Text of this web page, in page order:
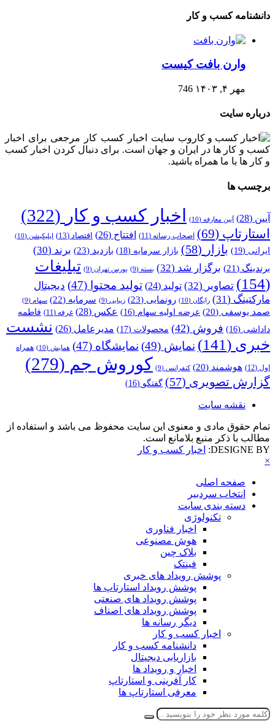
دانشنامه کسب و کار
وارن بافت کیست
مهر ۴, ۱۴۰۳ 746
درباره سایت
وب سایت اخبار کسب کار مرجعی برای اخبار
کسب و کار ها در ایران و جهان است. برای دنبال کردن اخبار کسب
و کار ها با ما همراه باشید.
برچسب ها
آیین (28) آیین معارفه (10) اخبار کسب و کار (322)
استارتاپ (69) اصحاب رسانه (11) افتتاح (26) اقتصاد (13) اپلیکیشن (10)
ایرانی (19) بازار (58) بازار سرمایه (18) بازدید (23) برند (30)
برندینگ (21) برگزار شد (32) بسته (9) بورس تهران (9)
تبلیغات
(154)
تصاویر (32) تولید (24) تولید محتوا (47)
دیجیتال
مارکتینگ (31) رایگان (10) رونمایی (23) زیبایی (9) سرمایه (22) سهام (9)
صمد یوسفی (20) عرضه اولیه سهام (16) عکس (28) غرفه (11)
فاطمه
داداشی (16) فروش (42) محصولات (17) مدیرعامل (26)
نشست
خبری (141) نمایش (49) نمایشگاه (47) همایش (10) همراه
اول (12) هوشمند (20) کنفرانس (9) کوروش جم (279)
گزارش تصویری (57) گفتگو (16)
نقشه سایت
تمام حقوق مادی و معنوی این سایت محفوظ می باشد و استفاده از
مطالب با ذکر منبع بلامانع است.
DESIGNE BY:
اخبار کسب و کار
×
صفحه اصلی
انتخاب سردبیر
دسته بندی سایت
تکنولوژی
اخبار فناوری
هوش مصنوعی
بلاک چین
فینتک
پوشش رویداد های خبری
پوشش رویداد استارتاپ ها
پوشش رویداد های صنعتی
پوشش رویداد های اصناف
دیگر رسانه ها
اخبار کسب و کار
دانشنامه کسب و کار
بازاریابی دیجیتال
اخبار و رویداد ها
کار آفرینی و استارتاپ
معرفی استارتاپ ها